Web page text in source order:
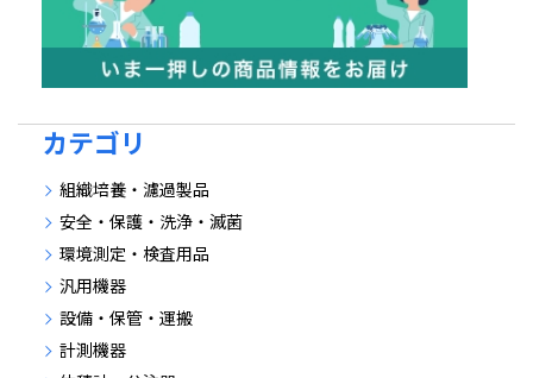
カテゴリ
組織培養・濾過製品
安全・保護・洗浄・滅菌
環境測定・検査用品
汎用機器
設備・保管・運搬
計測機器